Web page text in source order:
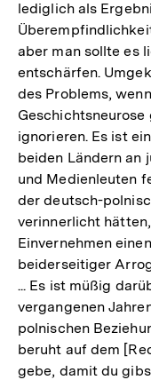
lediglich als
aber man sollte es
entschärfen.
des Problems,
ignorieren. Es ist
beiden Ländern an
und Medienleuten
der deutsch-
verinnerlicht
Einvernehmen
beiderseitiger
... Es ist müßig
vergangenen
polnischen
beruht auf dem
gebe, damit du